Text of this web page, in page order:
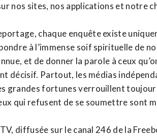
nos sites, nos applications et notre
chaque enquête existe
à l’immense soif spirituelle de
et de donner la parole à ceux
décisif. Partout, les médias
grandes fortunes verrouillent
qui refusent de se soumettre sont
diffusée sur le canal 246 de la